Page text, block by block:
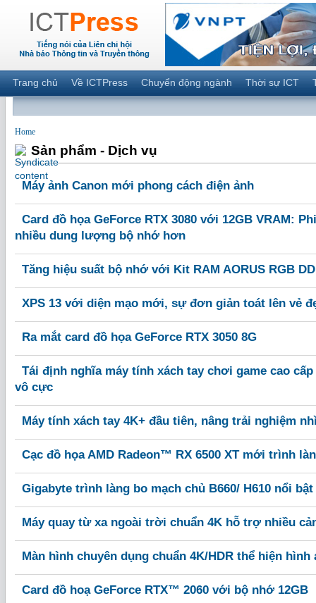
Trang chủ Về ICTPress Chuyển động ngành Thời sự ICT
Home
Sản phẩm - Dịch vụ
Máy ảnh Canon mới phong cách điện ảnh
Card đồ họa GeForce RTX 3080 với 12GB VRAM:
nhiều dung lượng bộ nhớ hơn
Tăng hiệu suất bộ nhớ với Kit RAM AORUS RGB
XPS 13 với diện mạo mới, sự đơn giản toát lên vẻ
Ra mắt card đồ họa GeForce RTX 3050 8G
Tái định nghĩa máy tính xách tay chơi game cao
vô cực
Máy tính xách tay 4K+ đầu tiên, nâng trải nghiệm
Cạc đồ họa AMD Radeon™ RX 6500 XT mới trình
Gigabyte trình làng bo mạch chủ B660/ H610 nổi bật
Máy quay từ xa ngoài trời chuẩn 4K hỗ trợ nhiều
Màn hình chuyên dụng chuẩn 4K/HDR thể hiện
Card đồ hoạ GeForce RTX™ 2060 với bộ nhớ 12GB